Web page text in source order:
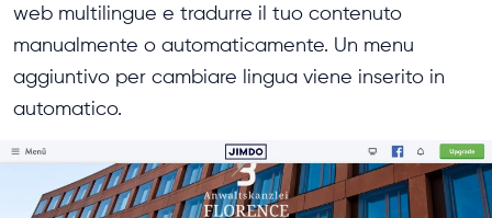
web multilingue e tradurre il tuo contenuto
manualmente o automaticamente. Un menu
aggiuntivo per cambiare lingua viene inserito in
automatico.